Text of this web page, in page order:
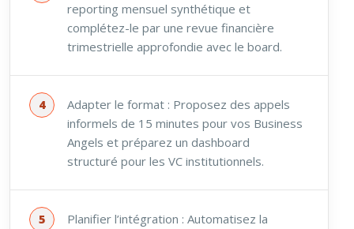
reporting mensuel synthétique et
complétez-le par une revue financière
trimestrielle approfondie avec le board.
Adapter le format : Proposez des appels
informels de 15 minutes pour vos Business
Angels et préparez un dashboard
structuré pour les VC institutionnels.
Planifier l’intégration : Automatisez la